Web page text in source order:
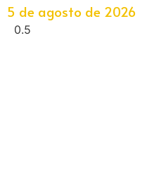
5 de agosto de 2026